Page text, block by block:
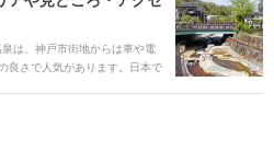
は、神戸市街地からは車や電
良さで人気があります。日本で
す。 六甲山頂へもロープウェ